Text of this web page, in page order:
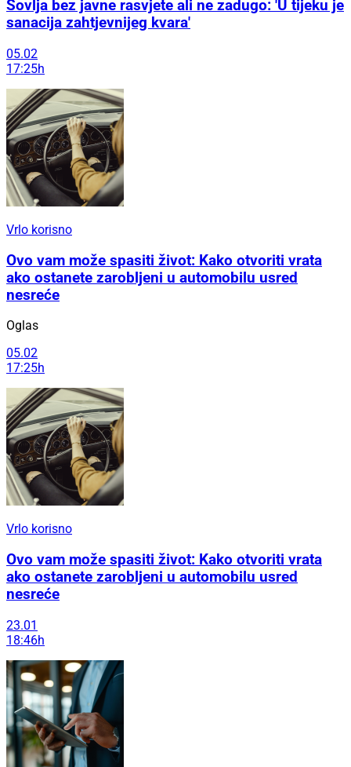
Sovlja bez javne rasvjete ali ne zadugo: 'U tijeku je
sanacija zahtjevnijeg kvara'
05.02
17:25h
Vrlo korisno
Ovo vam može spasiti život: Kako otvoriti vrata
ako ostanete zarobljeni u automobilu usred
nesreće
Oglas
05.02
17:25h
Vrlo korisno
Ovo vam može spasiti život: Kako otvoriti vrata
ako ostanete zarobljeni u automobilu usred
nesreće
23.01
18:46h